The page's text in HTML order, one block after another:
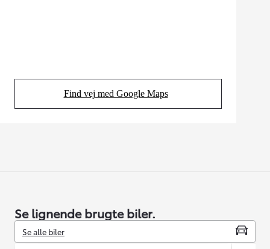
Find vej med Google Maps
(Opens in new tab)
Se lignende brugte biler.
Se alle biler